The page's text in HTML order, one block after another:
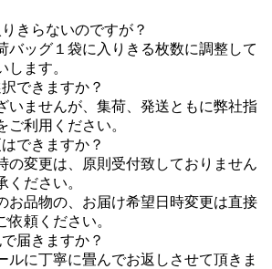
きらないのですが？
バッグ１袋に入りきる枚数に調整して
します。
できますか？
いませんが、集荷、発送ともに弊社指
ご利用ください。
できますか？
の変更は、原則受付致しておりません
ください。
お品物の、お届け希望日時変更は直接
依頼ください。
届きますか？
ルに丁寧に畳んでお返しさせて頂きま